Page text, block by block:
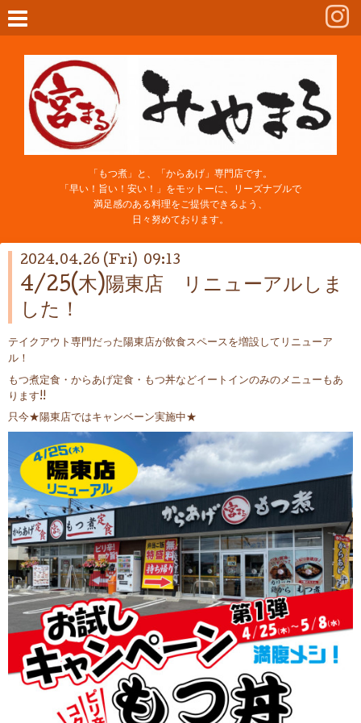
「もつ煮」と、「からあげ」専門店です。
「早い！旨い！安い！」をモットーに、リーズナブルで
満足感のある料理をご提供できるよう、
日々努めております。
2024.04.26 (Fri) 09:13
4/25(木)陽東店 リニューアルしま
した！
テイクアウト専門だった陽東店が飲食スペースを増設してリニューア
ル！
もつ煮定食・からあげ定食・もつ丼などイートインのみのメニューもあ
ります!!
只今★陽東店ではキャンベーン実施中★